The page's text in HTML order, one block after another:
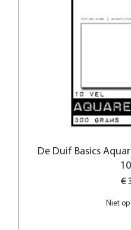
De Duif Basics
€
Niet